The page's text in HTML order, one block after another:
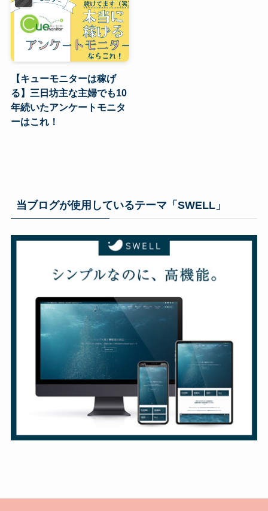
【キューモニターは稼げ
る】三日坊主な主婦でも10
年続いたアンケートモニタ
ーはこれ！
当ブログが使用しているテーマ「SWELL」